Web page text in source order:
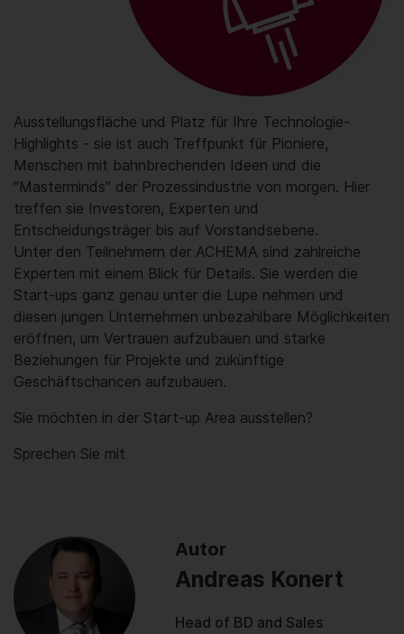
Ausstellungsfläche und Platz für Ihre Technologie-
Highlights - sie ist auch Treffpunkt für Pioniere,
Menschen mit bahnbrechenden Ideen und die
"Masterminds" der Prozessindustrie von morgen. Hier
treffen sie Investoren, Experten und
Entscheidungsträger bis auf Vorstandsebene.
Unter den Teilnehmern der ACHEMA sind zahlreiche
Experten mit einem Blick für Details. Sie werden die
Start-ups ganz genau unter die Lupe nehmen und
diesen jungen Unternehmen unbezahlbare Möglichkeiten
eröffnen, um Vertrauen aufzubauen und starke
Beziehungen für Projekte und zukünftige
Geschäftschancen aufzubauen.
Sie möchten in der Start-up Area ausstellen?
Sprechen Sie mit
Autor
Andreas Konert
Head of BD and Sales